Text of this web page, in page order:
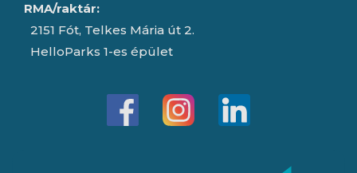
RMA/raktár:
2151 Fót, Telkes Mária út 2.
HelloParks 1-es épület